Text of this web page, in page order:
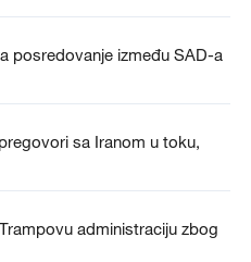
posredovanje između SAD-a
sa Iranom u toku,
administraciju zbog